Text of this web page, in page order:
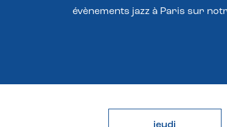
évènements jazz à Paris sur